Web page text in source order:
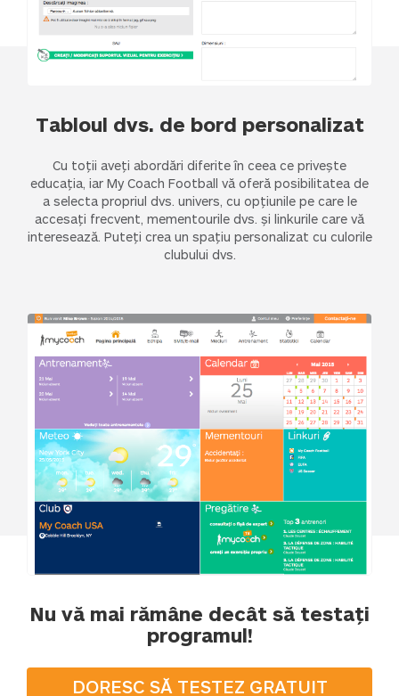
Tabloul dvs. de bord personalizat
Cu toții aveți abordări diferite în ceea ce privește
educația, iar My Coach Football vă oferă posibilitatea de
a selecta propriul dvs. univers, cu opțiunile pe care le
accesați frecvent, mementourile dvs. și linkurile care vă
interesează. Puteți crea un spațiu personalizat cu culorile
clubului dvs.
Nu vă mai rămâne decât să testați
programul!
DORESC SĂ TESTEZ GRATUIT